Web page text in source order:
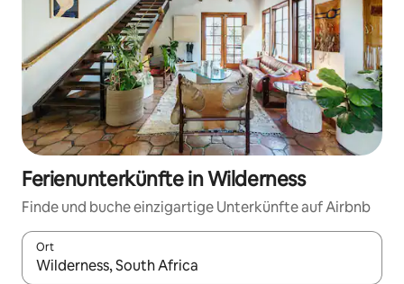
Ferienunterkünfte in Wilderness
Finde und buche einzigartige Unterkünfte auf Airbnb
Ort
Wenn Ergebnisse verfügbar sind, navigiere mit den